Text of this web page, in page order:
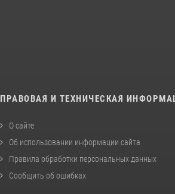
ПРАВОВАЯ И ТЕХНИЧЕСКАЯ
О сайте
Об использовании информации сайта
Правила обработки персональных данных
Сообщить об ошибках